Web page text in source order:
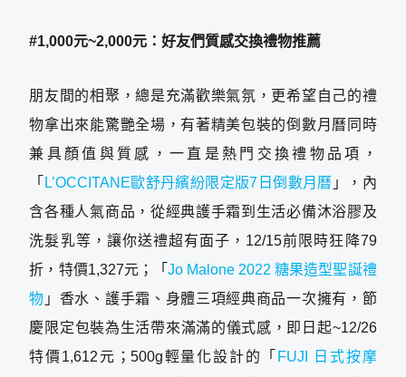
#1,000元~2,000元：好友們質感交換禮物推薦
朋友間的相聚，總是充滿歡樂氣氛，更希望自己的禮
物拿出來能驚艷全場，有著精美包裝的倒數月曆同時
兼具顏值與質感，一直是熱門交換禮物品項，
「 L’OCCITANE歐舒丹繽紛限定版7日倒數月曆 」，內
含各種人氣商品，從經典護手霜到生活必備沐浴膠及
洗髮乳等，讓你送禮超有面子，12/15前限時狂降79
折，特價1,327元；「 Jo Malone 2022 糖果造型聖誕禮
物 」香水、護手霜、身體三項經典商品一次擁有，節
慶限定包裝為生活帶來滿滿的儀式感，即日起~12/26
特價1,612元；500g輕量化設計的「 FUJI 日式按摩